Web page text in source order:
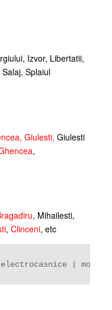
Izvor, Libertatii,
Splaiul
, Giulesti, Giulesti
,
, Mihailesti,
, Clinceni, etc
|